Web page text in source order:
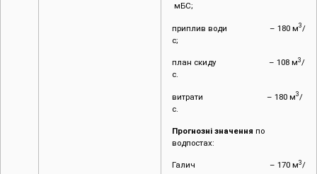
мБС;
приплив води – 180 м3/
с;
план скиду – 108 м3/
с.
витрати – 180 м3/
с.
Прогнозні значення по
водпостах:
Галич – 170 м3/